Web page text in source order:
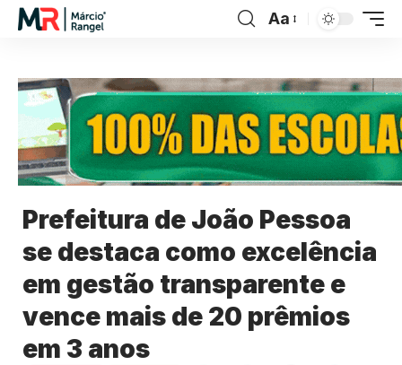
Aa
Prefeitura de João Pessoa
se destaca como excelência
em gestão transparente e
vence mais de 20 prêmios
em 3 anos